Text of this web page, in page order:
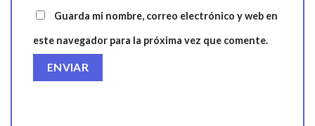
Guarda mi nombre, correo electrónico y web en
este navegador para la próxima vez que comente.